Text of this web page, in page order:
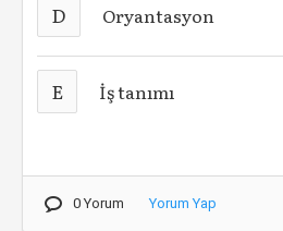
D Oryantasyon
E İş tanımı
0 Yorum Yorum Yap